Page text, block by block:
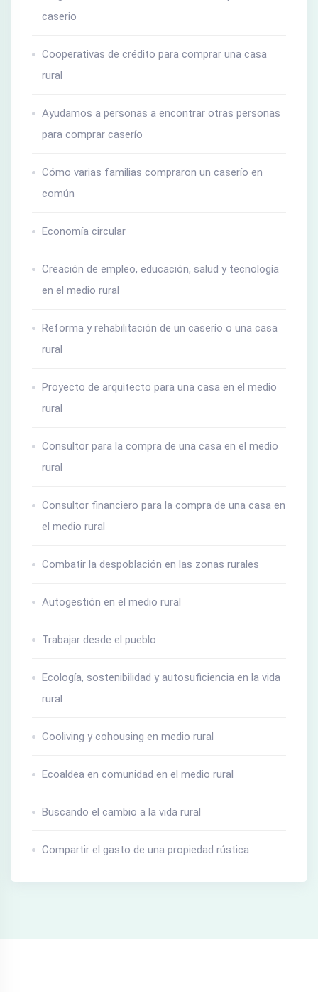
caserio
Cooperativas de crédito para comprar una casa
rural
Ayudamos a personas a encontrar otras personas
para comprar caserío
Cómo varias familias compraron un caserío en
común
Economía circular
Creación de empleo, educación, salud y tecnología
en el medio rural
Reforma y rehabilitación de un caserío o una casa
rural
Proyecto de arquitecto para una casa en el medio
rural
Consultor para la compra de una casa en el medio
rural
Consultor financiero para la compra de una casa en
el medio rural
Combatir la despoblación en las zonas rurales
Autogestión en el medio rural
Trabajar desde el pueblo
Ecología, sostenibilidad y autosuficiencia en la vida
rural
Cooliving y cohousing en medio rural
Ecoaldea en comunidad en el medio rural
Buscando el cambio a la vida rural
Compartir el gasto de una propiedad rústica